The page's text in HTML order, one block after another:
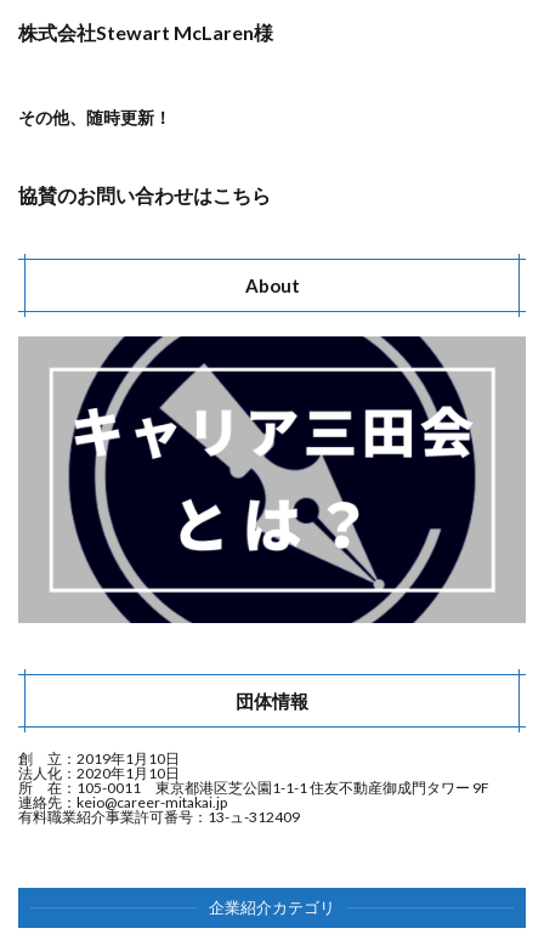
株式会社Stewart McLaren様
その他、随時更新！
協賛のお問い合わせはこちら
About
団体情報
創 立：2019年1月10日
法人化：2020年1月10日
所 在：105-0011 東京都港区芝公園1-1-1 住友不動産御成門タワー 9F
連絡先： keio@career-mitakai.jp
有料職業紹介事業許可番号：13-ュ-312409
企業紹介カテゴリ